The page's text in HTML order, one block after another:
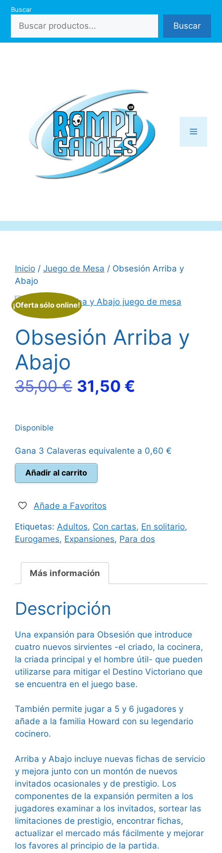
Saltar
contenido
Buscar
Buscar
Menú
Inicio / Juego de Mesa / Obsesión Arriba y
Abajo
¡Oferta sólo online!
Obsesión Arriba y
Abajo
35,00€ El
era:
35,00 €.
31,50 €
es:
Disponible
Gana 3 Calaveras equivalente a 0,60 €
Obsesión
Arriba
Abajo
Añadir al carrito
Añade a Favoritos
Etiquetas: Adultos, Con cartas, En solitario,
Eurogames, Expansiones, Para dos
Más información
Descripción
Una expansión para Obsesión que introduce
cuatro nuevos sirvientes -el criado, la cocinera,
la criada principal y el hombre útil- que pueden
utilizarse para mitigar el Destino Victoriano que
se encuentra en el juego base.
También permite jugar a 5 y 6 jugadores y
añade a la familia Howard con su legendario
cocinero.
Arriba y Abajo incluye nuevas fichas de servicio
y mejora junto con un montón de nuevos
invitados ocasionales y de prestigio. Los
componentes de la expansión permiten a los
jugadores examinar a los invitados, sortear las
limitaciones de prestigio, encontrar fichas,
actualizar el mercado más fácilmente y mejorar
los favores al principio de la partida.